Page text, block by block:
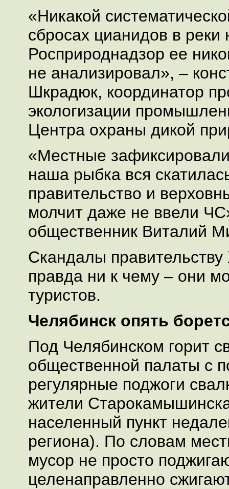
«Никакой
сбросах цианидов в реки
Росприроднадзор ее
не анализировал», –
Шкрадюк, координатор
экологизации
Центра охраны дикой
«Местные
наша рыбка вся
правительство и
молчит даже не ввели
общественник Виталий
Скандалы правительству
правда ни к чему – они
туристов.
Челябинск опять
Под Челябинском горит
общественной палаты с
регулярные поджоги
жители
населенный пункт
региона). По словам
мусор не просто
целенаправленно